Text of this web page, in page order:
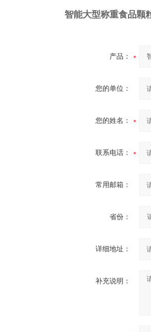
智能大型称重食品颗
产品：
您的单位：
您的姓名：
联系电话：
常用邮箱：
省份：
详细地址：
补充说明：